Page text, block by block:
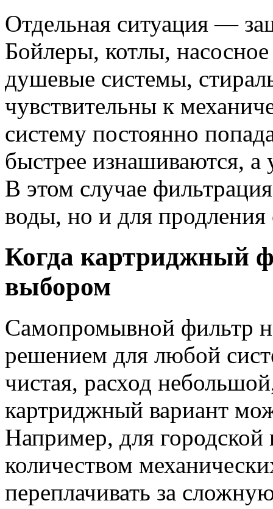
Отдельная ситуация —
Бойлеры, котлы,
душевые системы,
чувствительны к
систему постоянно
быстрее изнашиваются, а
В этом случае
воды, но и для
Когда картриджный
выбором
Самопромывной фильтр
решением для любой
чистая, расход
картриджный вариант
Например, для
количеством
переплачивать за